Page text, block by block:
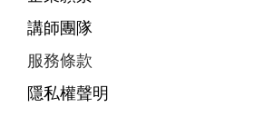
講師團隊
服務條款
隱私權聲明